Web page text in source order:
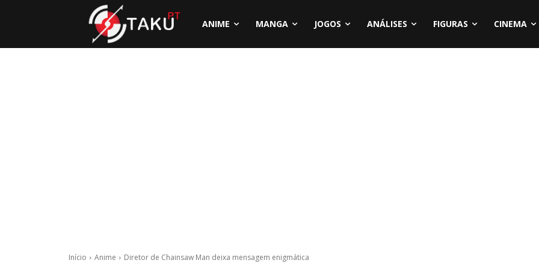
ANIME MANGA JOGOS ANÁLISES FIGURAS CINEMA
Início Anime Diretor de Chainsaw Man deixa mensagem enigmática